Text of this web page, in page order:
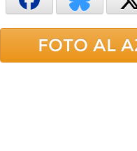
FOTO AL